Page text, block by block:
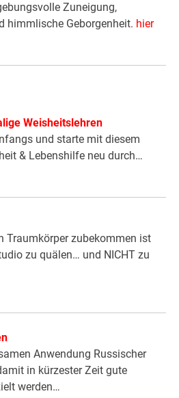
Zuneigung,
himmlische Geborgenheit. hier
Weisheitslehren
und starte mit diesem
& Lebenshilfe neu durch…
Traumkörper zubekommen ist
zu quälen… und NICHT zu
Anwendung Russischer
in kürzester Zeit gute
werden…